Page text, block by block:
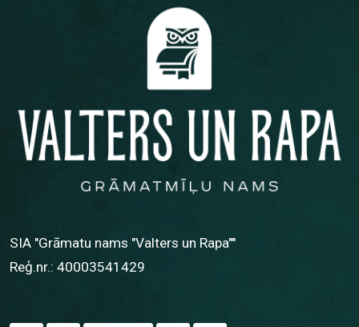
SIA "Grāmatu nams "Valters un Rapa""
Reģ.nr.: 40003541429